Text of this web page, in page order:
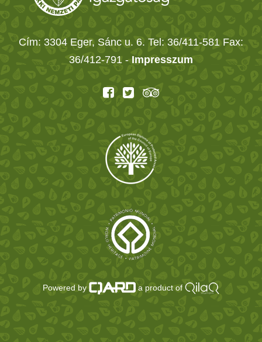
Cím: 3304 Eger, Sánc u. 6. Tel: 36/411-581 Fax:
36/412-791 - Impresszum
Powered by a product of